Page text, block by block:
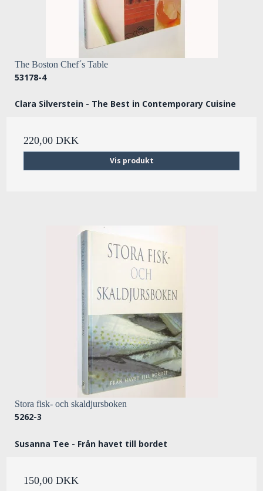
The Boston Chef´s Table
53178-4
Clara Silverstein - The Best in Contemporary Cuisine
220,00 DKK
Vis produkt
Stora fisk- och skaldjursboken
5262-3
Susanna Tee - Från havet till bordet
150,00 DKK